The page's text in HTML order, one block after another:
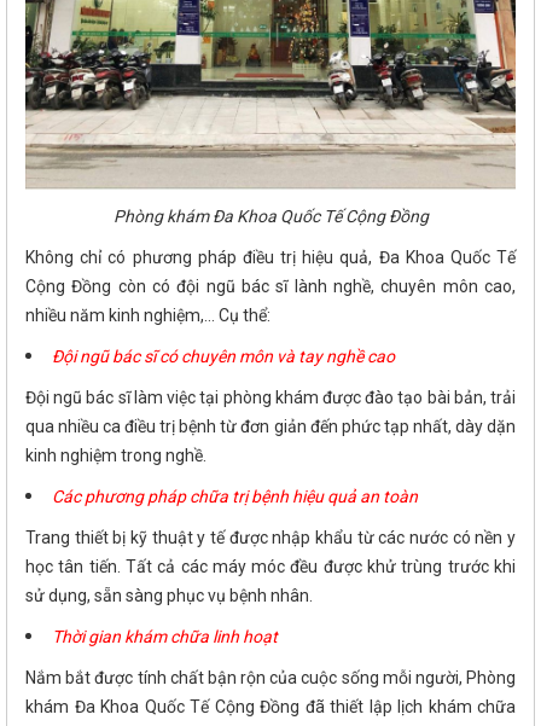
Phòng khám Đa Khoa Quốc Tế Cộng Đồng
Không chỉ có phương pháp điều trị hiệu quả, Đa Khoa Quốc Tế
Cộng Đồng còn có đội ngũ bác sĩ lành nghề, chuyên môn cao,
nhiều năm kinh nghiệm,... Cụ thể:
Đội ngũ bác sĩ có chuyên môn và tay nghề cao
Đội ngũ bác sĩ làm việc tại phòng khám được đào tạo bài bản, trải
qua nhiều ca điều trị bệnh từ đơn giản đến phức tạp nhất, dày dặn
kinh nghiệm trong nghề.
Các phương pháp chữa trị bệnh hiệu quả an toàn
Trang thiết bị kỹ thuật y tế được nhập khẩu từ các nước có nền y
học tân tiến. Tất cả các máy móc đều được khử trùng trước khi
sử dụng, sẵn sàng phục vụ bệnh nhân.
Thời gian khám chữa linh hoạt
Nắm bắt được tính chất bận rộn của cuộc sống mỗi người, Phòng
khám Đa Khoa Quốc Tế Cộng Đồng đã thiết lập lịch khám chữa